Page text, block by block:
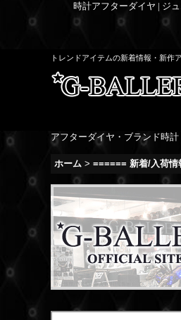
時計アフターダイヤ | ジ
トレンドアイテムの新着情報・新作
アフターダイヤ・ブランド時
ホーム > ====== 新着/入荷